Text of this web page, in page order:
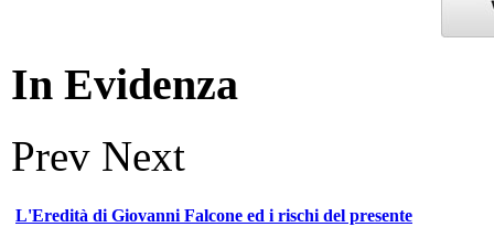
In Evidenza
Prev Next
L'Eredità di Giovanni Falcone ed i rischi del presente